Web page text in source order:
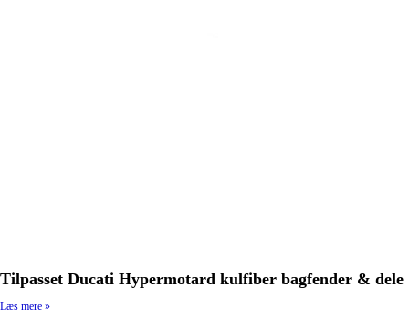
Tilpasset Ducati Hypermotard kulfiber bagfender & dele
Læs mere »